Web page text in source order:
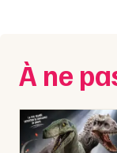
Spectacles
Concerts
Sports
Nantes
Nice
Paris
À ne